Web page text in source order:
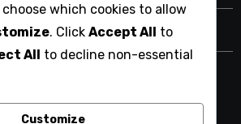
العلاج بالتغذية: المخاطر،
العلاج بالتأمل: المخاطر،
which cookies to allow
. Click Accept All to
All to decline non-essential
Customize